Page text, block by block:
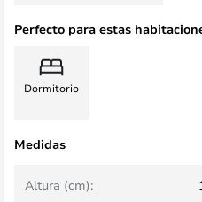
Perfecto para estas
Dormitorio
Medidas
Altura (cm):